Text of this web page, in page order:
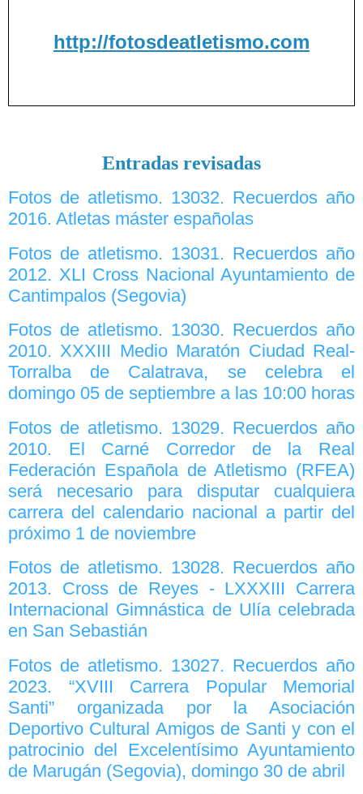
http://fotosdeatletismo.com
Entradas revisadas
Fotos de atletismo. 13032. Recuerdos año
2016. Atletas máster españolas
Fotos de atletismo. 13031. Recuerdos año
2012. XLI Cross Nacional Ayuntamiento de
Cantimpalos (Segovia)
Fotos de atletismo. 13030. Recuerdos año
2010. XXXIII Medio Maratón Ciudad Real-
Torralba de Calatrava, se celebra el
domingo 05 de septiembre a las 10:00 horas
Fotos de atletismo. 13029. Recuerdos año
2010. El Carné Corredor de la Real
Federación Española de Atletismo (RFEA)
será necesario para disputar cualquiera
carrera del calendario nacional a partir del
próximo 1 de noviembre
Fotos de atletismo. 13028. Recuerdos año
2013. Cross de Reyes - LXXXIII Carrera
Internacional Gimnástica de Ulía celebrada
en San Sebastián
Fotos de atletismo. 13027. Recuerdos año
2023. “XVIII Carrera Popular Memorial
Santi” organizada por la Asociación
Deportivo Cultural Amigos de Santi y con el
patrocinio del Excelentísimo Ayuntamiento
de Marugán (Segovia), domingo 30 de abril